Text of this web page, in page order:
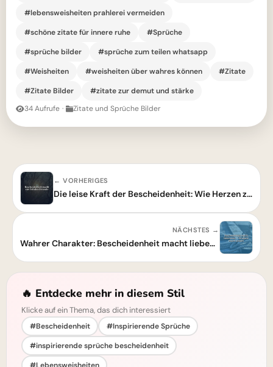
#lebensweisheiten prahlerei vermeiden
#schöne zitate für innere ruhe
#Sprüche
#sprüche bilder
#sprüche zum teilen whatsapp
#Weisheiten
#weisheiten über wahres können
#Zitate
#Zitate Bilder
#zitate zur demut und stärke
34 Aufrufe · Zitate und Sprüche Bilder
← VORHERIGES
Die leise Kraft der Bescheidenheit: Wie Herzen zueinanderfinden
NÄCHSTES →
Wahrer Charakter: Bescheidenheit macht liebenswert, Arroganz einsam.
🔥 Entdecke mehr in diesem Stil
Klicke auf ein Thema, das dich interessiert
#Bescheidenheit
#Inspirierende Sprüche
#inspirierende sprüche bescheidenheit
#Lebensweisheiten